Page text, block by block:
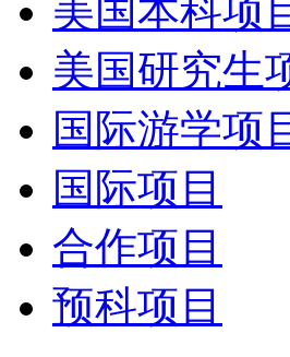
美国本科项
美国研究生
国际游学项
国际项目
合作项目
预科项目